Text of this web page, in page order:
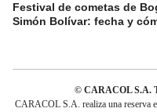
Festival de cometas de
Simón Bolívar: fecha y
© CARACOL S.A.
CARACOL S.A. realiza una reserva